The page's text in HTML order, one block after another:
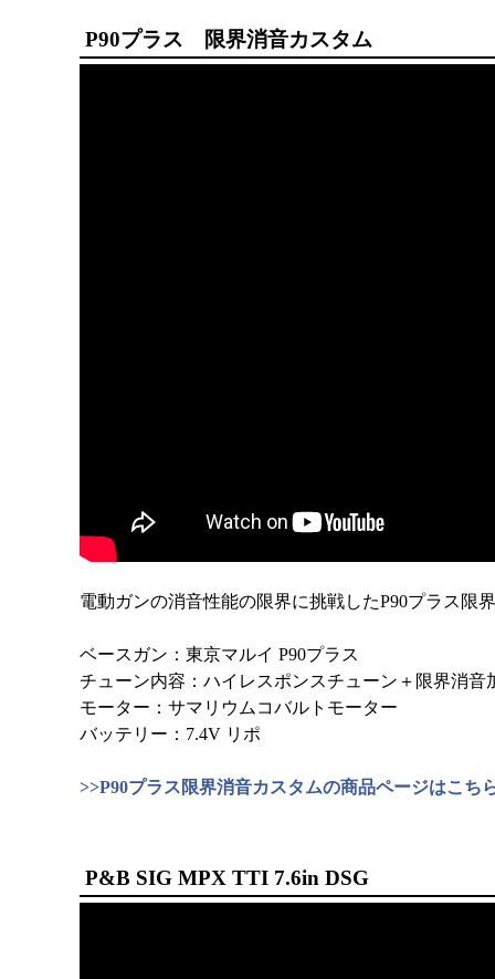
P90プラス 限界消音カスタム
電動ガンの消音性能の限界に挑戦したP90プラス限
ベースガン：東京マルイ P90プラス
チューン内容：ハイレスポンスチューン＋限界消音
モーター：サマリウムコバルトモーター
バッテリー：7.4V リポ
>>P90プラス限界消音カスタムの商品ページはこち
P&B SIG MPX TTI 7.6in DSG